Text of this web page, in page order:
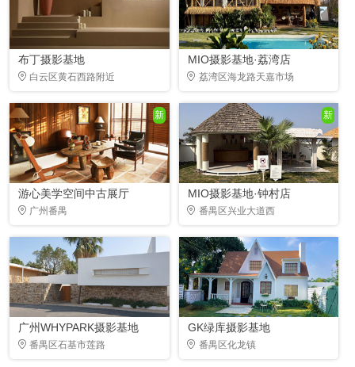
布丁摄影基地
白云区黄石西路附近
MIO摄影基地·荔湾店
荔湾区海龙路天嘉市场
新
游心美学空间中古展厅
广州番禺
新
MIO摄影基地·钟村店
番禺区兴业大道西
广州WHYPARK摄影基地
番禺区石基市莲路
GK绿库摄影基地
番禺区化龙镇